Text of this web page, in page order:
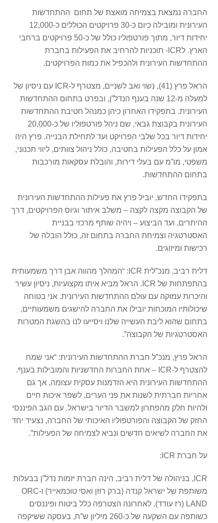
החברה נמצאת בצמיחה מואצת של תחום ההתחדשות
העירונית ומובילה כיום כ-30 פרויקטים הכוללים כ-12,000
יחידות דיור, מתוך פורטפוליו כולל של כ-50 פרויקטים ברחבי
הארץ. לICR- תוכניות להרחיב את הפעילות בחברת
ההתחדשות העירונית ולהכפיל את כמות הפרויקטים.
הראל פרץ (41), נשוי ואב לשניים, מצטרף ל-ICR עם ניסיון של
למעלה מ-12 שנה בענף הנדל”ן, ובפרט בתחום ההתחדשות
העירונית. בתפקידו האחרון כיהן כמנהל חטיבת ההתחדשות
העירונית בקבוצת גבאי, שם ניהל פורטפוליו של כ-20,000
יחידות דיור בכל שלבי הפרויקט ועד לתחילת הבנייה. פרץ היה
אמון על כלל הפעילות בחטיבה, כולל ניהול צוותים, ליווי תכנוני,
משפטי, מו”מ עם בעלי דירות, והובלת עסקאות מורכבות
בתחום ההתחדשות.
בתפקידו החדש, יוביל פרץ את פעילות ההתחדשות העירונית
של הקבוצה מקצה לקצה – משלב איתור וגיוס הפרויקטים, דרך
ההיתרים, ועד הביצוע – ויהיה שותף מרכזי בבניית
האסטרטגיה וצמיחת החברה בתחום זה, כולל הובלה של
רכישות ומיזוגים.
דלית רביב, מנכ”לית ICR: “המהלך מהווה אבן דרך משמעותית
בהתפתחות של ICR. הראל מביא איתו מקצועיות, ניסיון עשיר
והיכרות עמוקה עם עולם ההתחדשות העירונית. אני בטוחה
שיכולותיו המוכחות יובילו את החברה להישגים משמעותיים,
בתחום שהוא ליבת העשייה שלנו ויסייעו לנו בהשגת המטרות
האסטרטגיות של הקבוצה”.
הראל פרץ, מנכ”ל חברת ההתחדשות העירונית: “אני שמח
להצטרף ל-ICR – אחת החברות החדשניות והמובילות בענף.
ההתחדשות העירונית היא הזדמנות עסקית עצומה, אך גם
אחריות חברתית לשנות את פני הערים, לשפר איכות חיים
ולהיות חלק מהפתרון למשבר הדיור בישראל. עם הגב הפיננסי
החזק של הקבוצה והפורטפוליו האיכותי של החברה, נצעיד יחד
את החברה לשיאים חדשים ונביא לצמיחה של הפעילות”.
על חברת ICR:
ICR, בניהולה של דלית רביב, הינה חברת יזמות נדל”ן בבעלות
משותפת של ישראל קנדה (ברק רוזן ואסי טוכמאייר) ו-ORC
LAND (רז עודד). לאחרונה הצטרפה כלל ביטוח ופיננסים
כשותפה עם השקעה של כ-260 מיליון ש”ח, בעסקה ששיקפה